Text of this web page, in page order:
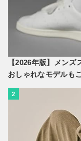
【2026年版】メンズ
おしゃれなモデルも
2